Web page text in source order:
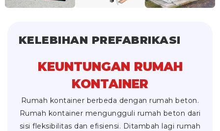
KELEBIHAN PREFABRIKASI
KEUNTUNGAN RUMAH
KONTAINER
Rumah kontainer berbeda dengan rumah beton.
Rumah kontainer mengungguli rumah beton dari
sisi fleksibilitas dan efisiensi. Ditambah lagi rumah